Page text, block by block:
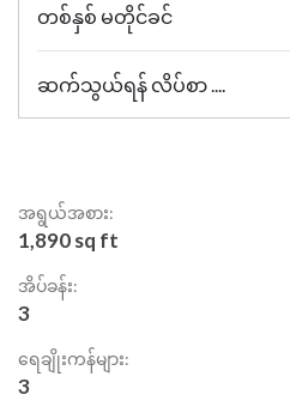
တစ်နှစ် မတိုင်ခင်
ဆက်သွယ်ရန် လိပ်စာ ....
အရွယ်အစား:
1,890 sq ft
အိပ်ခန်း:
3
ရေချိုးကန်များ:
3